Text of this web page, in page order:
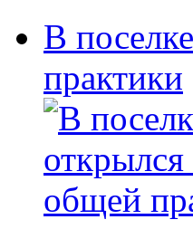
В
практики